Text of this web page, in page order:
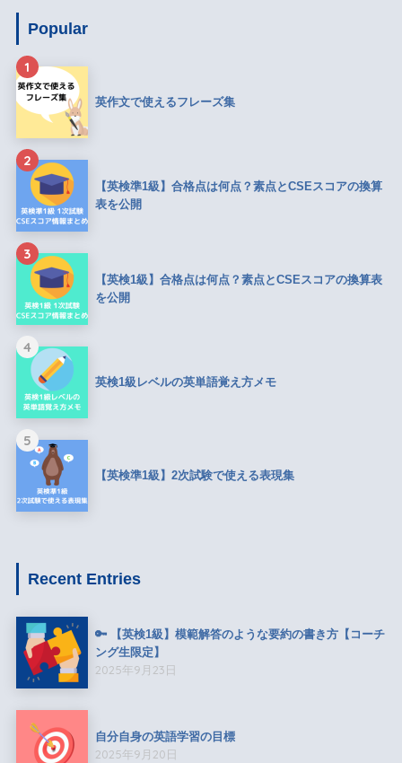
Popular
1
英作文で使えるフレーズ集
2
【英検準1級】合格点は何点？素点とCSEスコアの換算
表を公開
3
【英検1級】合格点は何点？素点とCSEスコアの換算表
を公開
4
英検1級レベルの英単語覚え方メモ
5
【英検準1級】2次試験で使える表現集
Recent Entries
🔑 【英検1級】模範解答のような要約の書き方【コーチ
ング生限定】
2025年9月23日
自分自身の英語学習の目標
2025年9月20日